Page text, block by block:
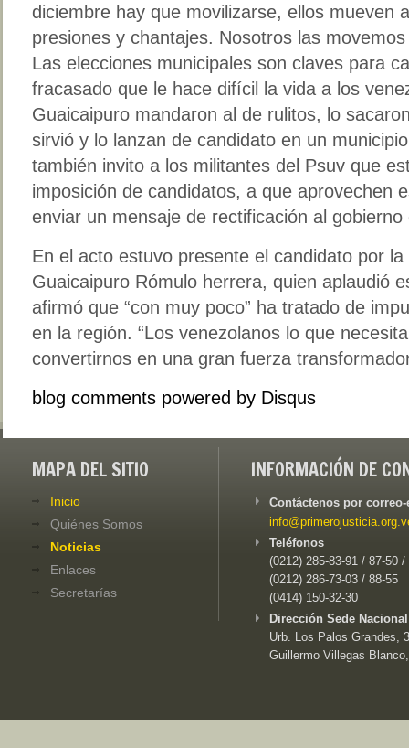
diciembre hay que movilizarse, ellos mueven
presiones y chantajes. Nosotros las
Las elecciones municipales son claves para
fracasado que le hace difícil la vida a los
Guaicaipuro mandaron al de rulitos, lo
sirvió y lo lanzan de candidato en un
también invito a los militantes del Psuv que
imposición de candidatos, a que aprovechen
enviar un mensaje de rectificación al gobierno
En el acto estuvo presente el candidato por
Guaicaipuro Rómulo herrera, quien aplaudió
afirmó que “con muy poco” ha tratado de
en la región. “Los venezolanos lo que
convertirnos en una gran fuerza
blog comments powered by Disqus
MAPA DEL SITIO
Inicio
Quiénes Somos
Noticias
Enlaces
Secretarías
INFORMACIÓN DE
Contáctenos por
Teléfonos
(0212) 285-83-91 / 87-50 /
(0212) 286-73-03 / 88-55
(0414) 150-32-30
Dirección Sede
Urb. Los Palos Grandes,
Guillermo Villegas